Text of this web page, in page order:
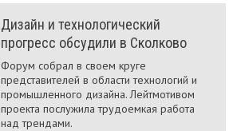
Дизайн и технологический
прогресс обсудили в Сколково
Форум собрал в своем круге
представителей в области технологий и
промышленного дизайна. Лейтмотивом
проекта послужила трудоемкая работа
над трендами.